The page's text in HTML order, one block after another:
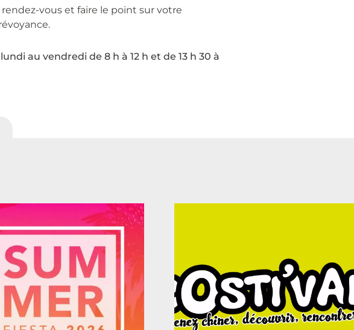
vous et faire le point sur votre
au vendredi de 8 h à 12 h et de 13 h 30 à